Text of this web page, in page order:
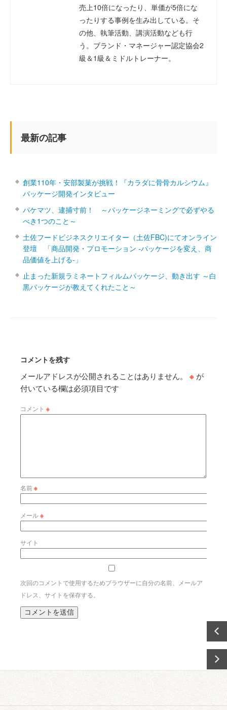
売上10倍になったり、単価が5倍にな
ったりする事例を生み出している。そ
の他、執筆活動、講演活動なども行
う。ブランド・マネージャー認定協会2
級＆1級＆ミドルトレーナー。
最新の記事
創業110年・安部製菓が挑戦！『カラダに骨骨カルシウム』
パッケージ開発インタビュー
パケマツ、逮捕寸前！ ～パッケージネーミングで必ずやる
べき1つのこと～
土佐フードビジネスクリエイター（土佐FBC)にてオンライン
登壇 「商品開発・プロモーション ‐パッケージを変え、商
品価値を上げる‐」
止まった新規ラミネートフィルムパッケージ、動き出す ～白
黒パッケージが教えてくれたこと～
コメントを残す
メールアドレスが公開されることはありません。 ※ が
付いている欄は必須項目です
コメント ※
名前※
メール※
サイト
次回のコメントで使用するためブラウザーに自分の名前、メールア
ドレス、サイトを保存する。